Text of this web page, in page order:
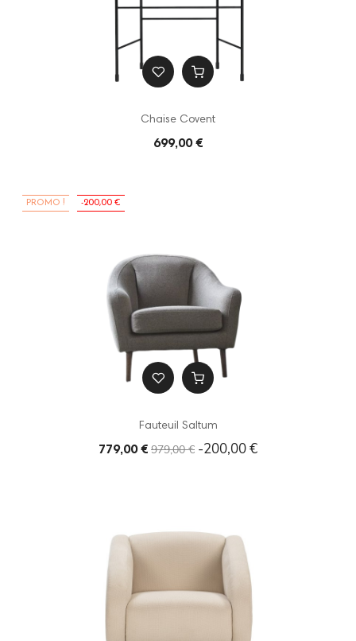
Chaise Covent
699,00 €
PROMO ! -200,00 €
Fauteuil Saltum
779,00 € 979,00 € -200,00 €